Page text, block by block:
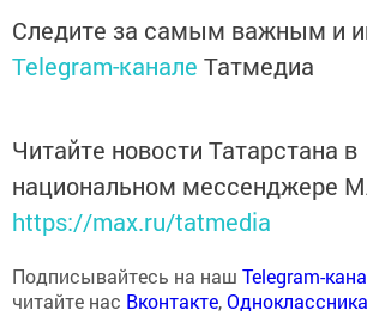
Следите за самым важным и
Telegram-канале Татмедиа
Читайте новости Татарстана в
национальном мессенджере
https://max.ru/tatmedia
Подписывайтесь на наш Telegram-
читайте нас Вконтакте,